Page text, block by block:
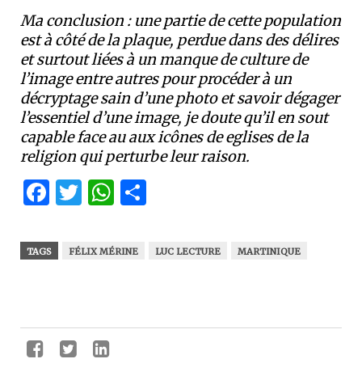
Ma conclusion : une partie de cette population
est à côté de la plaque, perdue dans des délires
et surtout liées à un manque de culture de
l’image entre autres pour procéder à un
décryptage sain d’une photo et savoir dégager
l’essentiel d’une image, je doute qu’il en sout
capable face au aux icônes de eglises de la
religion qui perturbe leur raison.
Facebook
Twitter
WhatsApp
TAGS FÉLIX MÉRINE LUC LECTURE MARTINIQUE